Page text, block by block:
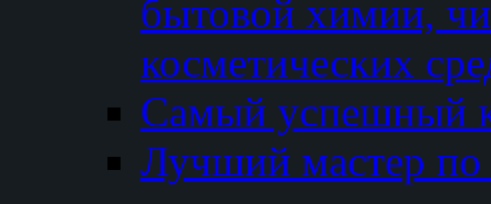
бытовой химии,
косметических
Самый успешный
Лучший мастер по